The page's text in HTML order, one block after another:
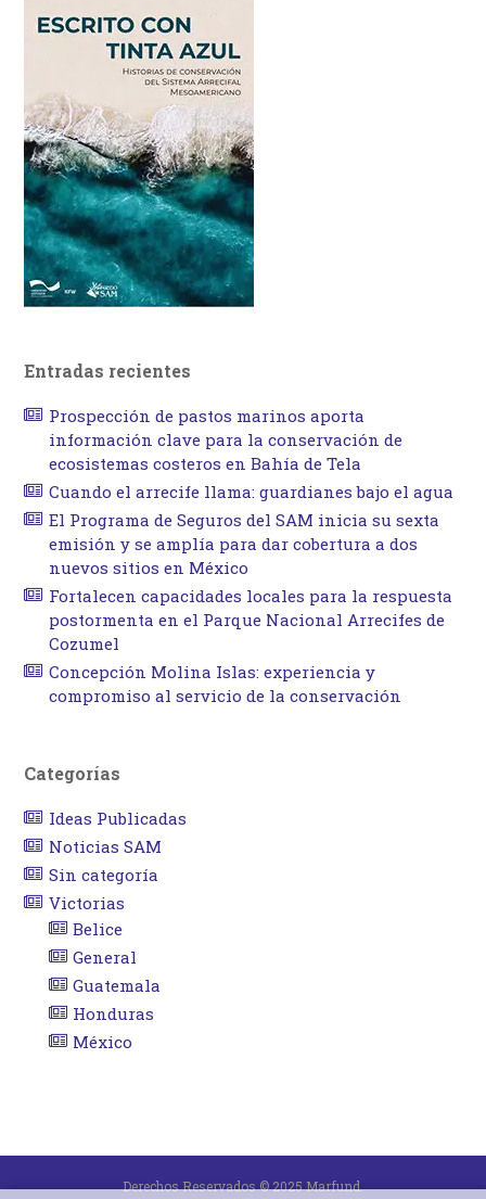
Entradas recientes
Prospección de pastos marinos aporta
información clave para la conservación de
ecosistemas costeros en Bahía de Tela
Cuando el arrecife llama: guardianes bajo el agua
El Programa de Seguros del SAM inicia su sexta
emisión y se amplía para dar cobertura a dos
nuevos sitios en México
Fortalecen capacidades locales para la respuesta
postormenta en el Parque Nacional Arrecifes de
Cozumel
Concepción Molina Islas: experiencia y
compromiso al servicio de la conservación
Categorías
Ideas Publicadas
Noticias SAM
Sin categoría
Victorias
Belice
General
Guatemala
Honduras
México
Derechos Reservados © 2025 Marfund.